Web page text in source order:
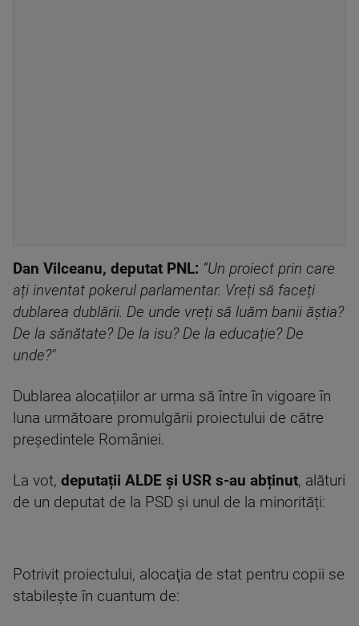
Dan Vilceanu, deputat PNL: ”Un proiect prin care
ați inventat pokerul parlamentar. Vreți să faceți
dublarea dublării. De unde vreți să luăm banii ăștia?
De la sănătate? De la isu? De la educație? De
unde?"
Dublarea alocațiilor ar urma să între în vigoare în
luna următoare promulgării proiectului de către
președintele României.
La vot, deputații ALDE și USR s-au abținut, alături
de un deputat de la PSD și unul de la minorități:
Potrivit proiectului, alocaţia de stat pentru copii se
stabileşte în cuantum de: